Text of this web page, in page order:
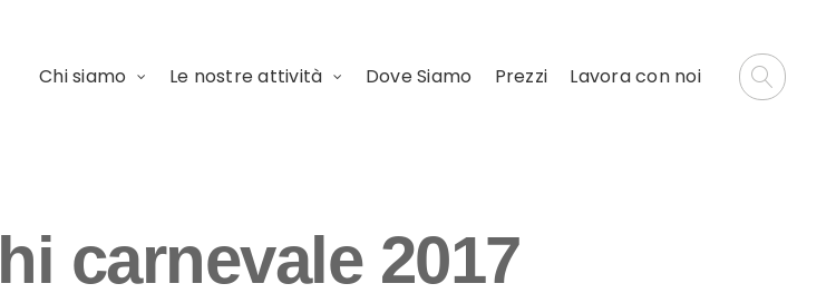
Chi siamo Le nostre attività Dove Siamo Prezzi Lavora con noi
carnevale 2017